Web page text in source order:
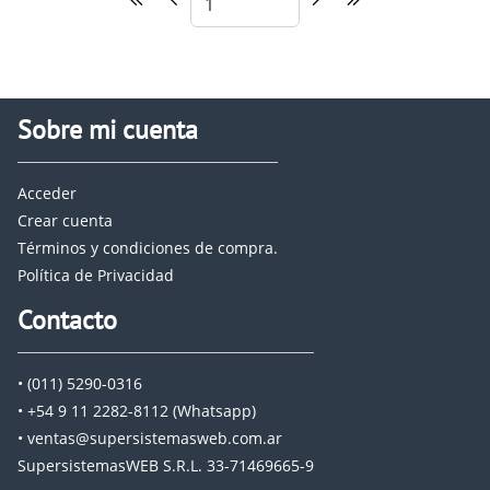
Sobre mi cuenta
Acceder
Crear cuenta
Términos y condiciones de compra.
Política de Privacidad
Contacto
• (011) 5290-0316
• +54 9 11 2282-8112 (Whatsapp)
• ventas@supersistemasweb.com.ar
SupersistemasWEB S.R.L. 33-71469665-9